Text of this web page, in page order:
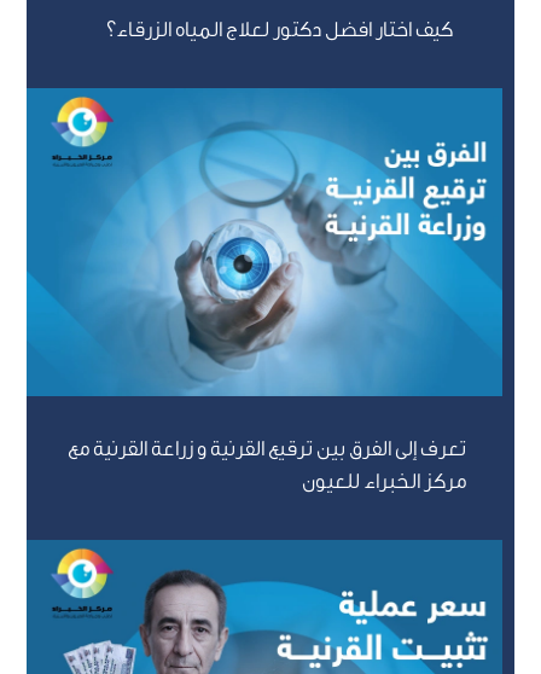
كيف اختار افضل دكتور لعلاج المياه الزرقاء؟
تعرف إلى الفرق بين ترقيع القرنية و زراعة القرنية مع
مركز الخبراء للعيون